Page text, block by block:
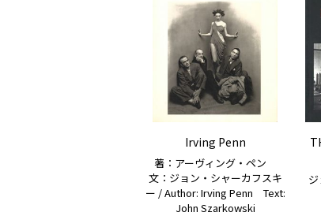
Irving Penn
著：アーヴィング・ペン
文：ジョン・シャーカフスキ
ー / Author: Irving Penn Text:
John Szarkowski